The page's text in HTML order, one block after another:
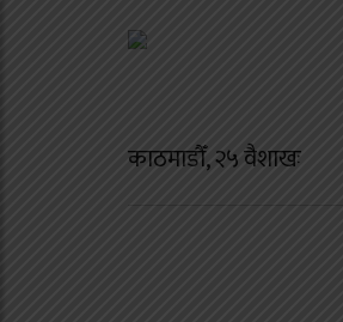
काठमाडौँ, २५ वैशाखः